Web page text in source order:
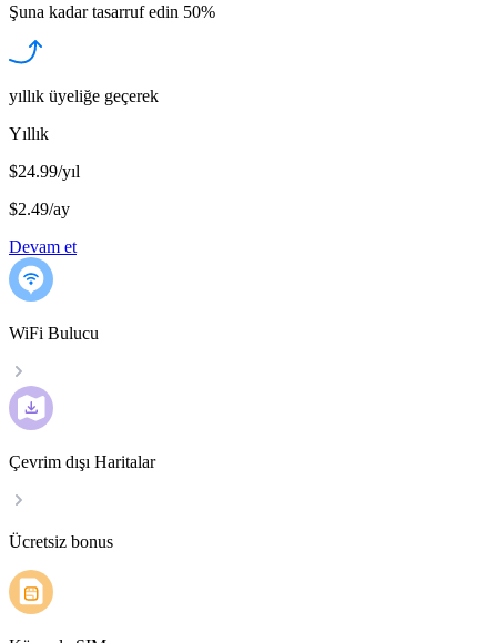
Şuna kadar tasarruf edin 50%
yıllık üyeliğe geçerek
Yıllık
$24.99/yıl
$2.49/ay
Devam et
WiFi Bulucu
Çevrim dışı Haritalar
Ücretsiz bonus